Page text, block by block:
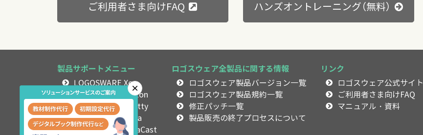
×
ご利用者さま向けFAQ ハンズオントレーニング（無料）
製品サポートメニュー
LOGOSWARE Xe
LOGOSWARE Platon
LOGOSWARE Spotty
LOGOSWARE Libra
LOGOSWARE GigaCast
ロゴスウェア全製品に関する情報
ロゴスウェア製品バージョン一覧
ロゴスウェア製品規約一覧
修正パッチ一覧
製品販売の終了プロセスについて
リンク
ロゴスウェア公式サイト
ご利用者さま向けFAQ
マニュアル・資料